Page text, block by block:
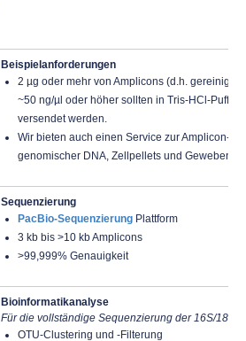
Beispielanforderungen
2 µg oder mehr von Amplicons (d.h. gereinigte
~50 ng/µl oder höher sollten in Tris-HCl-Puffer
versendet werden.
Wir bieten auch einen Service zur Amplicon-
genomischer DNA, Zellpellets und Geweben.
Sequenzierung
PacBio-Sequenzierung Plattform
3 kb bis >10 kb Amplicons
>99,999% Genauigkeit
Bioinformatikanalyse
Für die vollständige Sequenzierung der 16S/18S/
OTU-Clustering und -Filterung